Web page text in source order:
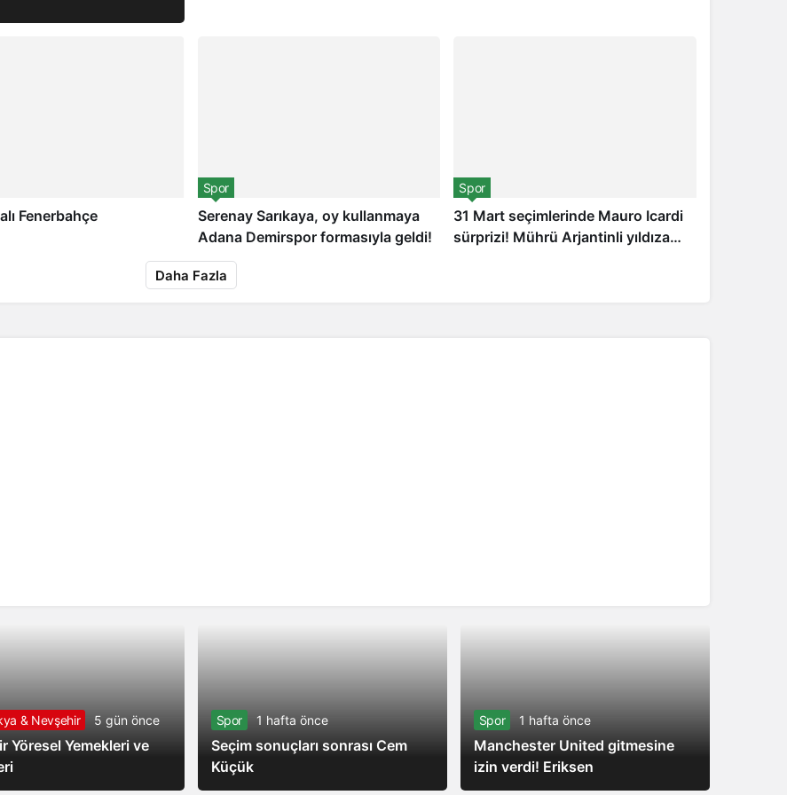
Fenerbahçe
Spor
Serenay Sarıkaya, oy kullanmaya
Adana Demirspor formasıyla geldi!
Spor
31 Mart seçimlerinde Mauro Icardi
sürprizi! Mührü Arjantinli yıldıza
Daha Fazla
1 hafta önce
Seçim sonuçları sonrası Cem
& Nevşehir 5 gün önce
Yöresel Yemekleri ve
Spor 1 hafta önce
Seçim sonuçları sonrası Cem
Küçük
Spor 1 hafta önce
Manchester United gitmesine
izin verdi! Eriksen